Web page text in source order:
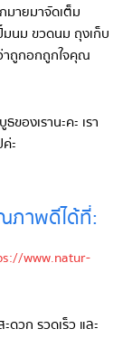
ายมาจัดเต็ม
มนม ขวดนม ถุงเก็บ
าถูกอกถูกใจคุณ
องเรานะคะ เรา
ะ
ภาพดีได้ที่:
www.natur-
ะดวก รวดเร็ว และ